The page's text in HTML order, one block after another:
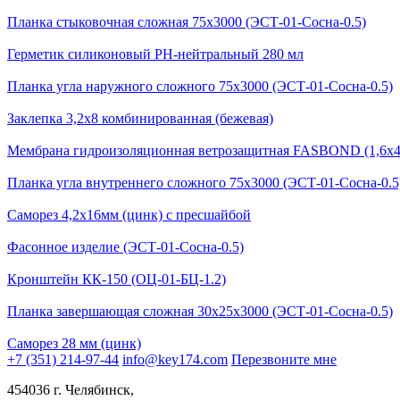
Планка стыковочная сложная 75x3000 (ЭСТ-01-Сосна-0.5)
Герметик силиконовый PH-нейтральный 280 мл
Планка угла наружного сложного 75x3000 (ЭСТ-01-Сосна-0.5)
Заклепка 3,2х8 комбинированная (бежевая)
Мембрана гидроизоляционная ветрозащитная FASBOND
Планка угла внутреннего сложного 75x3000 (ЭСТ-01-Сосна-
Саморез 4,2х16мм (цинк) с пресшайбой
Фасонное изделие (ЭСТ-01-Сосна-0.5)
Кронштейн КК-150 (ОЦ-01-БЦ-1.2)
Планка завершающая сложная 30х25x3000 (ЭСТ-01-Сосна-0.5)
Саморез 28 мм (цинк)
+7 (351) 214-97-44 info@key174.com Перезвоните мне
454036 г. Челябинск,